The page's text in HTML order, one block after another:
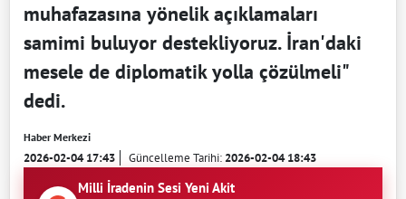
muhafazasına yönelik açıklamaları
samimi buluyor destekliyoruz. İran'daki
mesele de diplomatik yolla çözülmeli"
dedi.
Haber Merkezi
2026-02-04 17:43 Güncelleme Tarihi:2026-02-04 18:43
Milli İradenin Sesi Yeni Akit